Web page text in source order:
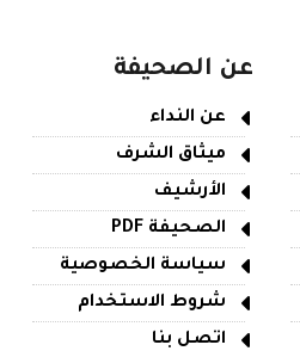
عن الصحيفة
عن النداء
ميثاق الشرف
الأرشيف
الصحيفة PDF
سياسة الخصوصية
شروط الاستخدام
اتصل بنا